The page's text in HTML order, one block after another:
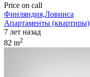
Price on call
Финляндия,Ловииса
Апартаменты (квартиры)
7 лет назад
82 m2